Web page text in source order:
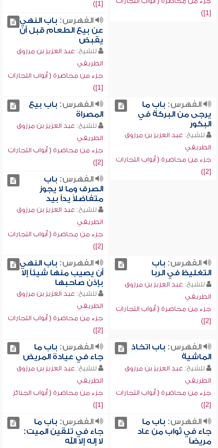
[1])
[1])
الفهرس: باب النهي
عن بيع الطعام قبل أن
يقبض
للشيخ: عبد العزيز بن مرزوق
الطريفي
جزء من محاضرة ( أبواب التجارات
[1])
الفهرس: باب ما
يرجى من البركة في
البكور
للشيخ: عبد العزيز بن مرزوق
الطريفي
جزء من محاضرة ( أبواب التجارات
[2])
الفهرس: باب بيع
المصراة
للشيخ: عبد العزيز بن مرزوق
الطريفي
جزء من محاضرة ( أبواب التجارات
[2])
الفهرس: باب
الصرف وما لا يجوز
متفاضلاً يداً بيد
للشيخ: عبد العزيز بن مرزوق
الطريفي
جزء من محاضرة ( أبواب التجارات
[2])
الفهرس: باب
التغليظ في الربا
للشيخ: عبد العزيز بن مرزوق
الطريفي
جزء من محاضرة ( أبواب التجارات
[2])
الفهرس: باب النهي
أن يصيب منها شيئاً إلا
بإذن صاحبها
للشيخ: عبد العزيز بن مرزوق
الطريفي
جزء من محاضرة ( أبواب التجارات
[2])
الفهرس: باب اتخاذ
الماشية
للشيخ: عبد العزيز بن مرزوق
الطريفي
جزء من محاضرة ( أبواب التجارات
[2])
الفهرس: باب ما
جاء في عيادة المريض
للشيخ: عبد العزيز بن مرزوق
الطريفي
جزء من محاضرة ( أبواب الجنائز
[1])
الفهرس: باب ما
جاء في ثواب من عاد
مريضاً
الفهرس: باب ما
جاء في تلقين الميت:
لا إله إلا الله